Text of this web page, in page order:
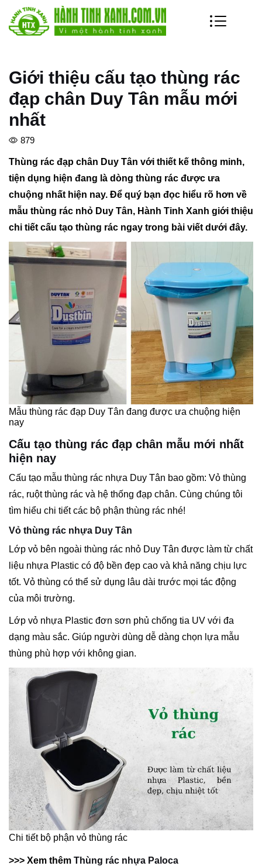
Giới thiệu cấu tạo thùng rác
đạp chân Duy Tân mẫu mới
nhất
879
Thùng rác đạp chân Duy Tân với thiết kế thông minh,
tiện dụng hiện đang là dòng thùng rác được ưa
chuộng nhất hiện nay. Để quý bạn đọc hiểu rõ hơn về
mẫu thùng rác nhỏ Duy Tân, Hành Tinh Xanh giới thiệu
chi tiết cấu tạo thùng rác ngay trong bài viết dưới đây.
Mẫu thùng rác đạp Duy Tân đang được ưa chuộng hiện
nay
Cấu tạo thùng rác đạp chân mẫu mới nhất
hiện nay
Cấu tạo mẫu thùng rác nhựa Duy Tân bao gồm: Vỏ thùng
rác, ruột thùng rác và hệ thống đạp chân. Cùng chúng tôi
tìm hiểu chi tiết các bộ phận thùng rác nhé!
Vỏ thùng rác nhựa Duy Tân
Lớp vỏ bên ngoài thùng rác nhỏ Duy Tân được làm từ chất
liệu nhựa Plastic có độ bền đẹp cao và khả năng chịu lực
tốt. Vỏ thùng có thể sử dụng lâu dài trước mọi tác động
của môi trường.
Lớp vỏ nhựa Plastic đơn sơn phủ chống tia UV với đa
dạng màu sắc. Giúp người dùng dễ dàng chọn lựa mẫu
thùng phù hợp với không gian.
Chi tiết bộ phận vỏ thùng rác
>>> Xem thêm Thùng rác nhựa Paloca